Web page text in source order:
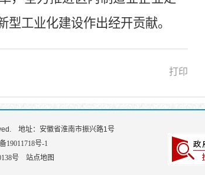
工业化建设作出经开贡献。
打印
地址：安徽省淮南市振兴路1号
19011718号-1
号 站点地图